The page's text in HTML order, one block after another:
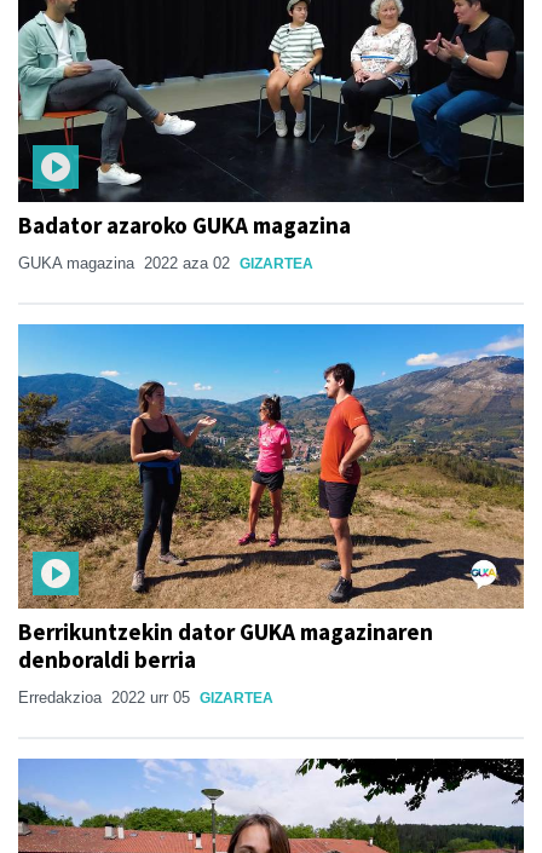
Badator azaroko GUKA magazina
GUKA magazina 2022 aza 02 GIZARTEA
Berrikuntzekin dator GUKA magazinaren
denboraldi berria
Erredakzioa 2022 urr 05 GIZARTEA